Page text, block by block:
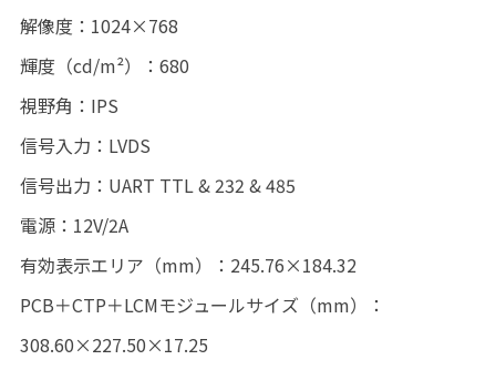
解像度：1024×768
輝度（cd/m²）：680
視野角：IPS
信号入力：LVDS
信号出力：UART TTL & 232 & 485
電源：12V/2A
有効表示エリア（mm）：245.76×184.32
PCB＋CTP＋LCMモジュールサイズ（mm）：
308.60×227.50×17.25